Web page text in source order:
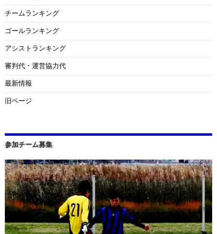
チームランキング
ゴールランキング
アシストランキング
審判代・運営協力代
最新情報
旧ページ
参加チーム募集